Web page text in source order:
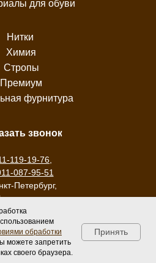
для обуви
Нитки
Химия
Стропы
Премиум
фурнитура
звонок
119-19-76
087-95-51
Петербург,
дом
11
обработки
можете запретить
своего браузера.
Принять